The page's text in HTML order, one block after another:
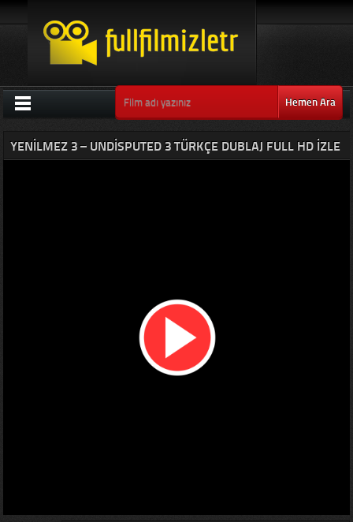
Hemen Ara
YENILMEZ 3 – UNDISPUTED 3 TÜRKÇE DUBLAJ FULL HD IZLE